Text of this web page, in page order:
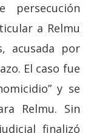
persecución
a Relmu
acusada por
El caso fue
y se
Relmu. Sin
finalizó